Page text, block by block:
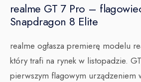
realme GT 7 Pro –
Snapdragon 8 Elite
realme ogłasza premierę modelu
który trafi na rynek w listopadzie.
pierwszym flagowym urządzeniem